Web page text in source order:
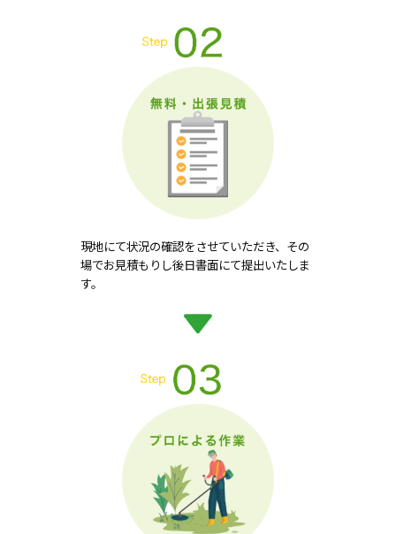
現地にて状況の確認をさせていただき、その
場でお見積もりし後日書面にて提出いたしま
す。